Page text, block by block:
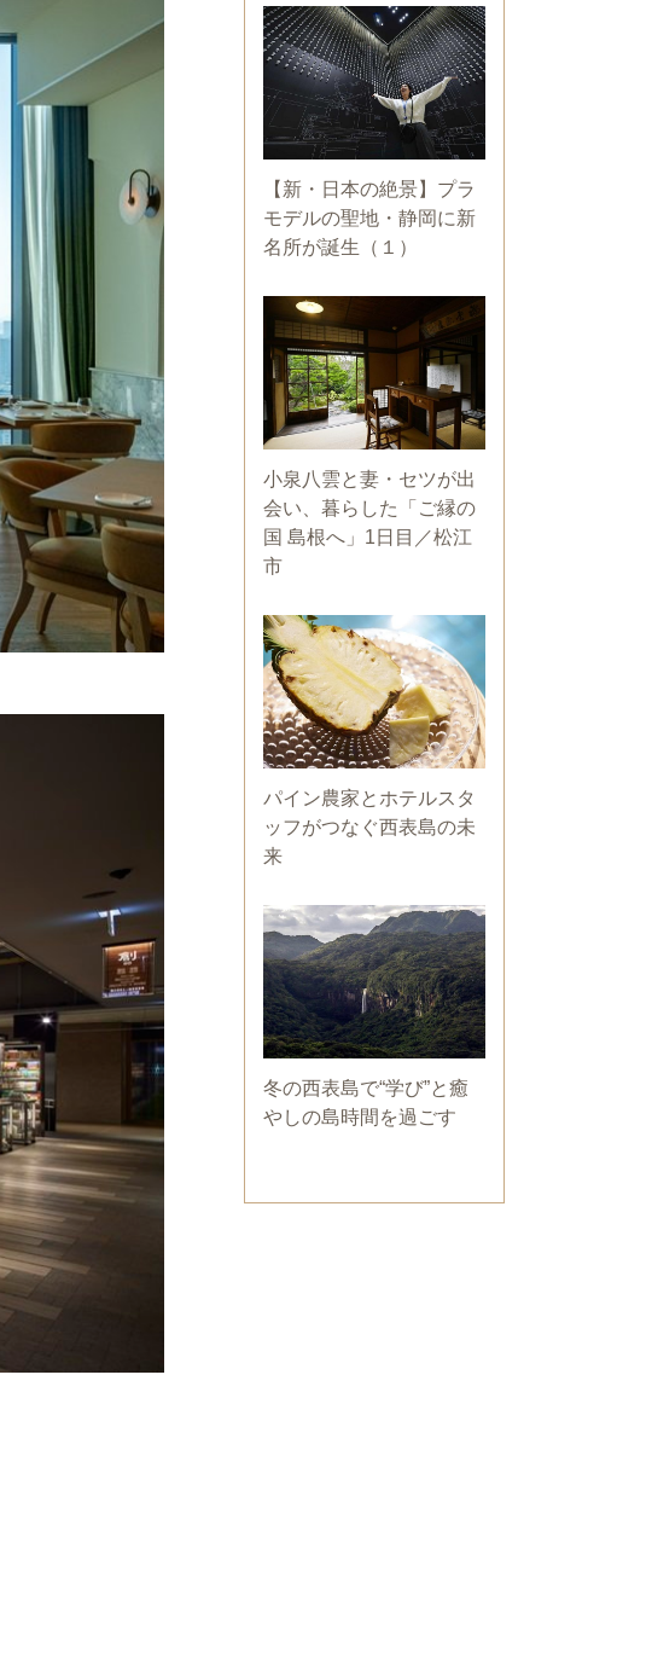
【新・日本の絶景】プラ
モデルの聖地・静岡に新
名所が誕生（１）
小泉八雲と妻・セツが出
会い、暮らした「ご縁の
国 島根へ」1日目／松江
市
パイン農家とホテルスタ
ッフがつなぐ西表島の未
来
冬の西表島で“学び”と癒
やしの島時間を過ごす